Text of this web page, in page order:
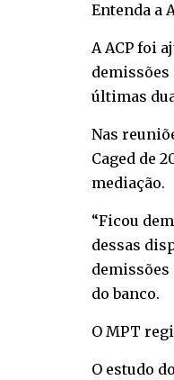
Entenda a
A ACP foi
demissões
últimas
Nas
Caged de
mediação.
“Ficou
dessas
demissões
do banco.
O MPT
O estudo